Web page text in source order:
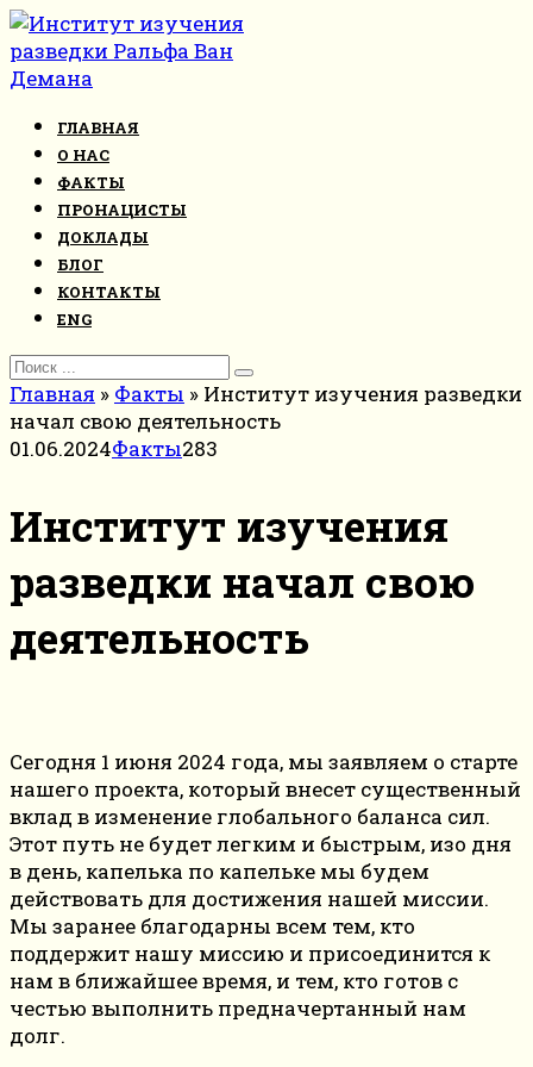
Перейти
к
контенту
ГЛАВНАЯ
О НАС
ФАКТЫ
ПРОНАЦИСТЫ
ДОКЛАДЫ
БЛОГ
КОНТАКТЫ
ENG
Search
for:
Главная » Факты » Институт изучения разведки
начал свою деятельность
01.06.2024Факты283
Институт изучения
разведки начал свою
деятельность
Сегодня 1 июня 2024 года, мы заявляем о старте
нашего проекта, который внесет существенный
вклад в изменение глобального баланса сил.
Этот путь не будет легким и быстрым, изо дня
в день, капелька по капельке мы будем
действовать для достижения нашей миссии.
Мы заранее благодарны всем тем, кто
поддержит нашу миссию и присоединится к
нам в ближайшее время, и тем, кто готов с
честью выполнить предначертанный нам
долг.